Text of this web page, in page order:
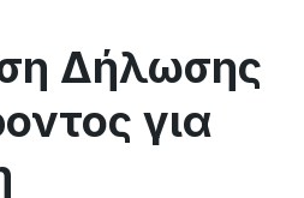
Δήλωσης
για